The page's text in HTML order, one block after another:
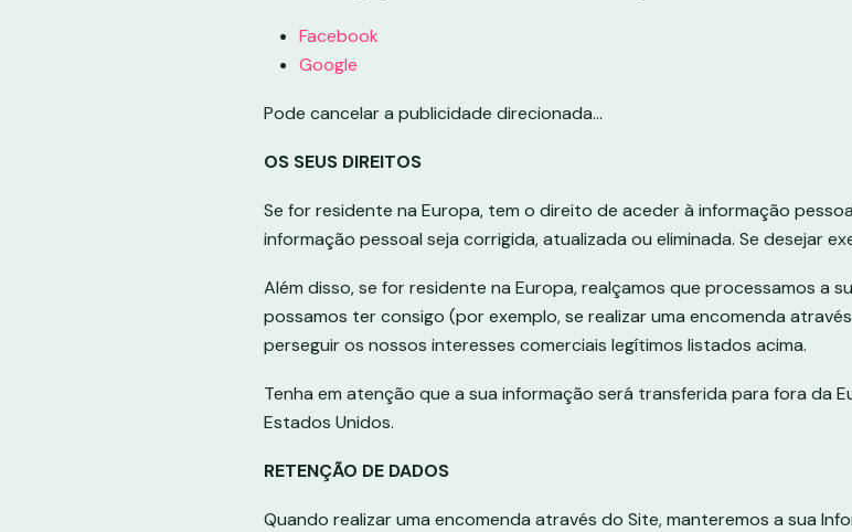
Facebook
Google
Pode cancelar a publicidade direcionada...
OS SEUS DIREITOS
Se for residente na Europa, tem o direito de aceder à informação
informação pessoal seja corrigida, atualizada ou eliminada. Se desejar
Além disso, se for residente na Europa, realçamos que processamos a
possamos ter consigo (por exemplo, se realizar uma encomenda
perseguir os nossos interesses comerciais legítimos listados acima.
Tenha em atenção que a sua informação será transferida para fora da
Estados Unidos.
RETENÇÃO DE DADOS
Quando realizar uma encomenda através do Site, manteremos a sua